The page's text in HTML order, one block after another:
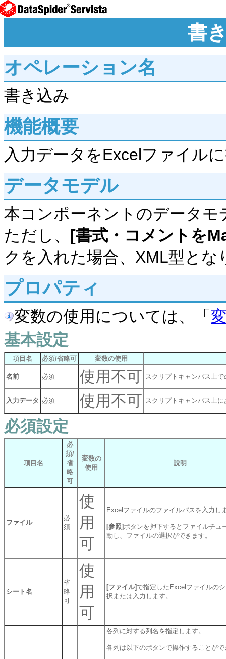
書
オペレーション名
書き込み
機能概要
入力データをExcelファイル
データモデル
本コンポーネントのデータ
ただし、 [書式・コメントを
クを入れた場合、XML型とな
プロパティ
変数の使用については、「
基本設定
項目名 必須/省略可 変数の使用
名前 必須 使用不可 スクリプトキャンバス上
入力データ 必須 使用不可 スクリプトキャンバス上
必須設定
項目名
必
須/
省
略
可
変数の
使用
説明
ファイル
必
須
使
用
可
Excelファイルのファイルパスを入力し
[参照]ボタンを押下するとファイルチュ
動し、ファイルの選択ができます。
シート名
省
略
可
使
用
可
[ファイル] で指定したExcelファイルの
択または入力します。
各列に対する列名を指定します。
各列は以下のボタンで操作することが